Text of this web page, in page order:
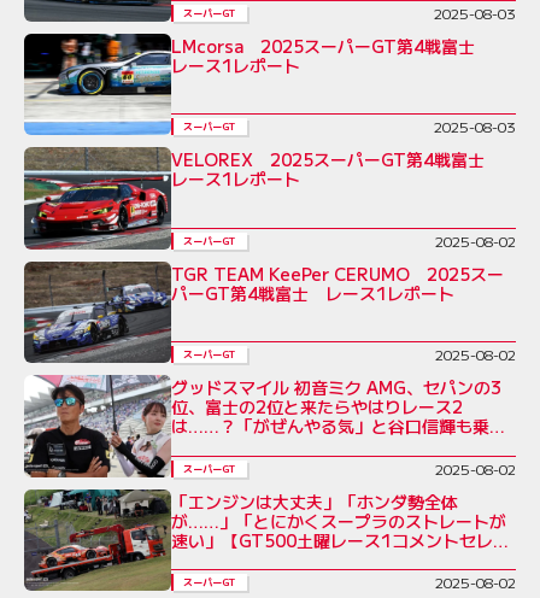
スーパーGT 2025-08-03
LMcorsa 2025スーパーGT第4戦富士
レース1レポート
スーパーGT 2025-08-03
VELOREX 2025スーパーGT第4戦富士
レース1レポート
スーパーGT 2025-08-02
TGR TEAM KeePer CERUMO 2025スー
パーGT第4戦富士 レース1レポート
スーパーGT 2025-08-02
グッドスマイル 初音ミク AMG、セパンの3
位、富士の2位と来たらやはりレース2
は……？「がぜんやる気」と谷口信輝も乗り
スーパーGT 2025-08-02
「エンジンは大丈夫」「ホンダ勢全体
が……」「とにかくスープラのストレートが
速い」【GT500土曜レース1コメントセレク
スーパーGT 2025-08-02